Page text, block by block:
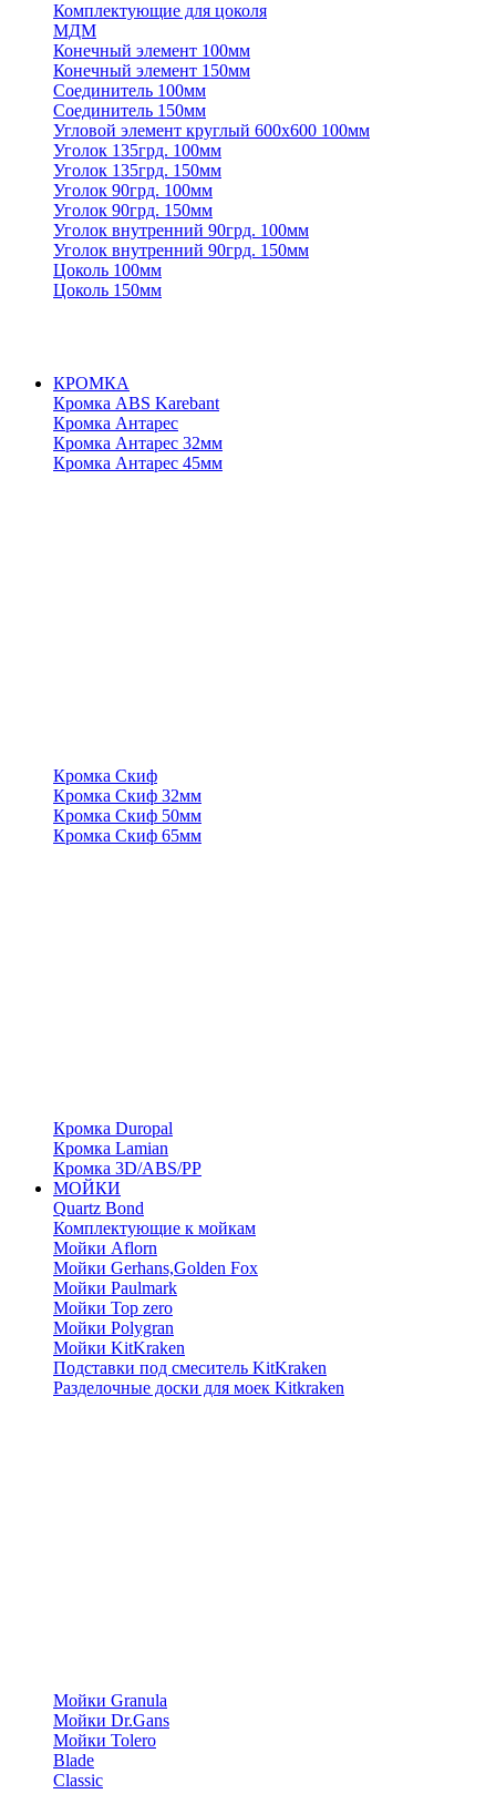
Комплектующие для цоколя
МДМ
Конечный элемент 100мм
Конечный элемент 150мм
Соединитель 100мм
Соединитель 150мм
Угловой элемент круглый 600х600 100мм
Уголок 135грд. 100мм
Уголок 135грд. 150мм
Уголок 90грд. 100мм
Уголок 90грд. 150мм
Уголок внутренний 90грд. 100мм
Уголок внутренний 90грд. 150мм
Цоколь 100мм
Цоколь 150мм
КРОМКА
Кромка ABS Karebant
Кромка Антарес
Кромка Антарес 32мм
Кромка Антарес 45мм
Кромка Скиф
Кромка Скиф 32мм
Кромка Скиф 50мм
Кромка Скиф 65мм
Кромка Duropal
Кромка Lamian
Кромка 3D/ABS/PP
МОЙКИ
Quartz Bond
Комплектующие к мойкам
Мойки Aflorn
Мойки Gerhans,Golden Fox
Мойки Paulmark
Мойки Top zero
Мойки Polygran
Мойки KitKraken
Подставки под смеситель KitKraken
Разделочные доски для моек Kitkraken
Мойки Granula
Мойки Dr.Gans
Мойки Tolero
Blade
Classic